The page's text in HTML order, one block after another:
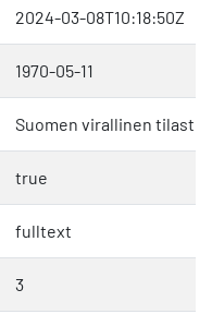
2024-03-08T10:18:50Z
1970-05-11
Suomen virallinen tilasto
true
fulltext
3